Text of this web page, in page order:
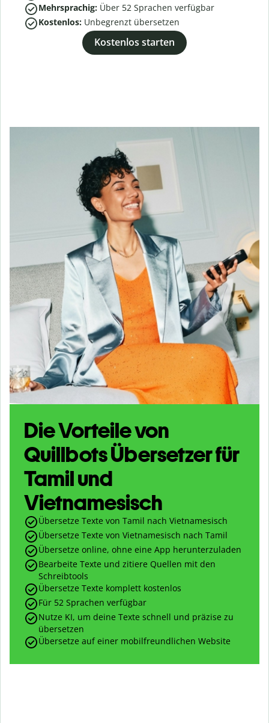
Mehrsprachig: Über 52 Sprachen verfügbar
Kostenlos: Unbegrenzt übersetzen
Kostenlos starten
Die Vorteile von
Quillbots Übersetzer für
Tamil und
Vietnamesisch
Übersetze Texte von Tamil nach Vietnamesisch
Übersetze Texte von Vietnamesisch nach Tamil
Übersetze online, ohne eine App herunterzuladen
Bearbeite Texte und zitiere Quellen mit den
Schreibtools
Übersetze Texte komplett kostenlos
Für 52 Sprachen verfügbar
Nutze KI, um deine Texte schnell und präzise zu
übersetzen
Übersetze auf einer mobilfreundlichen Website